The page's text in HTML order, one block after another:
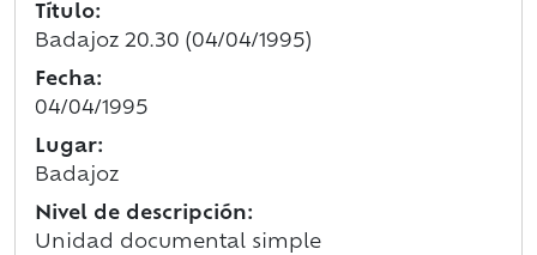
Título:
Badajoz 20.30 (04/04/1995)
Fecha:
04/04/1995
Lugar:
Badajoz
Nivel de descripción:
Unidad documental simple